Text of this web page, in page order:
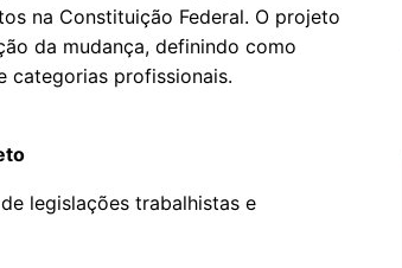
na Constituição Federal. O projeto
da mudança, definindo como
categorias profissionais.
legislações trabalhistas e